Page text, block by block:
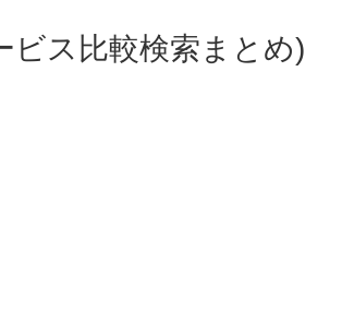
ビス比較検索まとめ)